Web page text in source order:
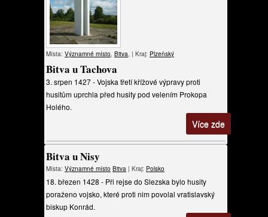
Místa: Významné místo, Bitva, | Kraj: Plzeňský
Bitva u Tachova
3. srpen 1427 - Vojska třetí křížové výpravy proti
husitům uprchla před husity pod velením Prokopa
Holého.
Více zde
Bitva u Nisy
Místa: Významné místo Bitva | Kraj: Polsko
18. březen 1428 - Při rejse do Slezska bylo husity
poraženo vojsko, které proti nim povolal vratislavský
biskup Konrád.